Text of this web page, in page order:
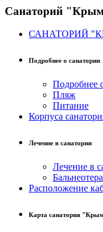
Санаторий
САНАТОРИЙ
Подробнее о санатории
Подробнее
Пляж
Питание
Корпуса
Лечение в санатории
Лечение в
Расположение
Карта санатория